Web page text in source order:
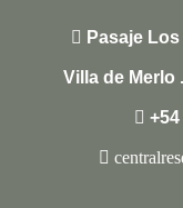
Pasaje
Villa de Merlo